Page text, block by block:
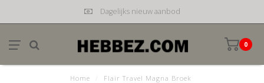
Dagelijks nieuw aanbod
0
Home Flair Travel Magna Broek